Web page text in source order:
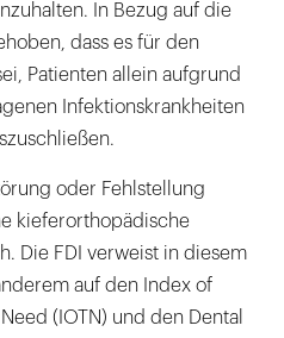
In Bezug auf die
dass es für den
Patienten allein aufgrund
Infektionskrankheiten
oder Fehlstellung
kieferorthopädische
Die FDI verweist in diesem
auf den Index of
(IOTN) und den Dental